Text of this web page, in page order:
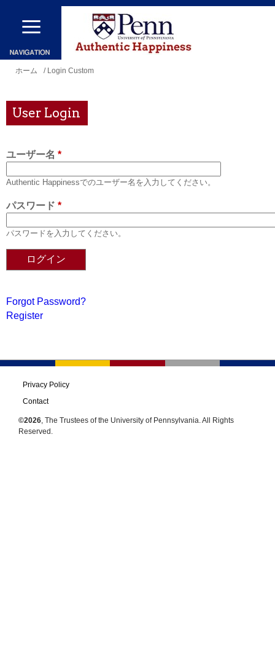
メ
ン
コ
ン
に
移
現
地
ホーム / Login Custom
User Login
ユーザー名 *
Authentic Happinessでのユーザー名を入力してください。
パスワード *
パスワードを入力してください。
Forgot Password?
Register
Privacy Policy
Contact
©2026, The Trustees of the University of Pennsylvania. All Rights
Reserved.